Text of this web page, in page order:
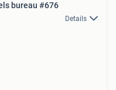
bureau #676
Details